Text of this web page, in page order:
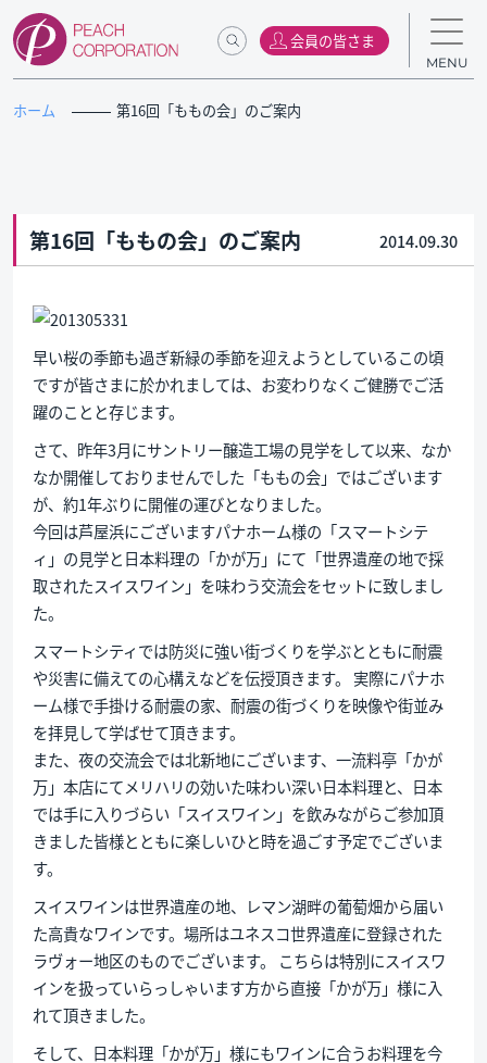
会員の皆さま
MENU
ホーム 第16回「ももの会」のご案内
第16回「ももの会」のご案内 2014.09.30
早い桜の季節も過ぎ新緑の季節を迎えようとしているこの頃
ですが皆さまに於かれましては、お変わりなくご健勝でご活
躍のことと存じます。
さて、昨年3月にサントリー醸造工場の見学をして以来、なか
なか開催しておりませんでした「ももの会」ではございます
が、約1年ぶりに開催の運びとなりました。
今回は芦屋浜にございますパナホーム様の「スマートシテ
ィ」の見学と日本料理の「かが万」にて「世界遺産の地で採
取されたスイスワイン」を味わう交流会をセットに致しまし
た。
スマートシティでは防災に強い街づくりを学ぶとともに耐震
や災害に備えての心構えなどを伝授頂きます。 実際にパナホ
ーム様で手掛ける耐震の家、耐震の街づくりを映像や街並み
を拝見して学ばせて頂きます。
また、夜の交流会では北新地にございます、一流料亭「かが
万」本店にてメリハリの効いた味わい深い日本料理と、日本
では手に入りづらい「スイスワイン」を飲みながらご参加頂
きました皆様とともに楽しいひと時を過ごす予定でございま
す。
スイスワインは世界遺産の地、レマン湖畔の葡萄畑から届い
た高貴なワインです。場所はユネスコ世界遺産に登録された
ラヴォー地区のものでございます。 こちらは特別にスイスワ
インを扱っていらっしゃいます方から直接「かが万」様に入
れて頂きました。
そして、日本料理「かが万」様にもワインに合うお料理を今